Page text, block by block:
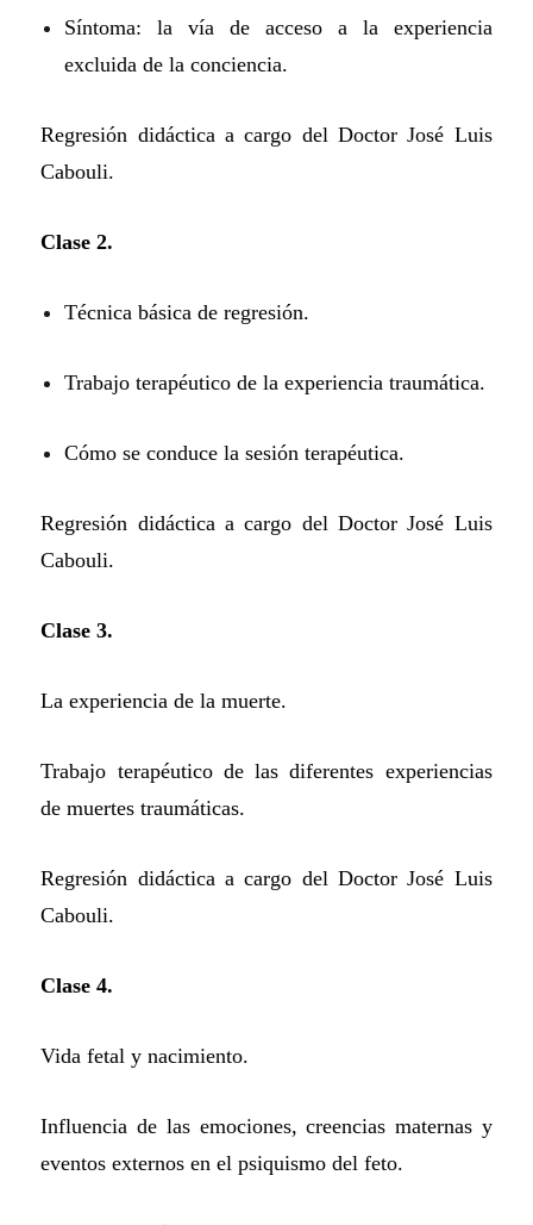
Síntoma: la vía de acceso a la experiencia
excluida de la conciencia.
Regresión didáctica a cargo del Doctor José Luis
Cabouli.
Clase 2.
Técnica básica de regresión.
Trabajo terapéutico de la experiencia traumática.
Cómo se conduce la sesión terapéutica.
Regresión didáctica a cargo del Doctor José Luis
Cabouli.
Clase 3.
La experiencia de la muerte.
Trabajo terapéutico de las diferentes experiencias
de muertes traumáticas.
Regresión didáctica a cargo del Doctor José Luis
Cabouli.
Clase 4.
Vida fetal y nacimiento.
Influencia de las emociones, creencias maternas y
eventos externos en el psiquismo del feto.